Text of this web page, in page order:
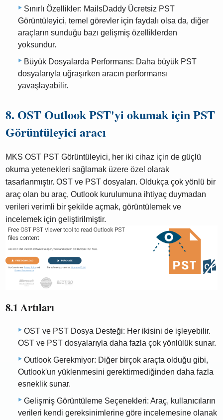
Sınırlı Özellikler: MailsDaddy Ücretsiz PST
Görüntüleyici, temel görevler için faydalı olsa da, diğer
araçların sunduğu bazı gelişmiş özelliklerden
yoksundur.
Büyük Dosyalarda Performans: Daha büyük PST
dosyalarıyla uğraşırken aracın performansı
yavaşlayabilir.
8. OST Outlook PST'yi okumak için PST
Görüntüleyici aracı
MKS OST PST Görüntüleyici, her iki cihaz için de güçlü
okuma yetenekleri sağlamak üzere özel olarak
tasarlanmıştır. OST ve PST dosyaları. Oldukça çok yönlü bir
araç olan bu araç, Outlook kurulumuna ihtiyaç duymadan
verileri verimli bir şekilde açmak, görüntülemek ve
incelemek için geliştirilmiştir.
8.1 Artıları
OST ve PST Dosya Desteği: Her ikisini de işleyebilir.
OST ve PST dosyalarıyla daha fazla çok yönlülük sunar.
Outlook Gerekmiyor: Diğer birçok araçta olduğu gibi,
Outlook'un yüklenmesini gerektirmediğinden daha fazla
esneklik sunar.
Gelişmiş Görüntüleme Seçenekleri: Araç, kullanıcıların
verileri kendi gereksinimlerine göre incelemesine olanak